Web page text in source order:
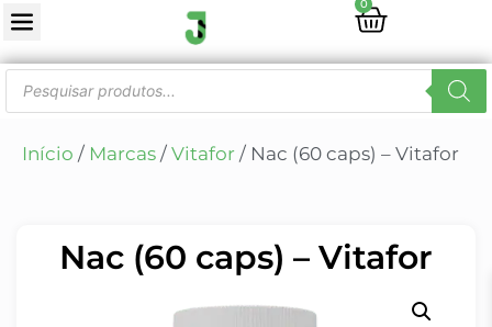
0
Início / Marcas / Vitafor / Nac (60 caps) – Vitafor
Nac (60 caps) – Vitafor